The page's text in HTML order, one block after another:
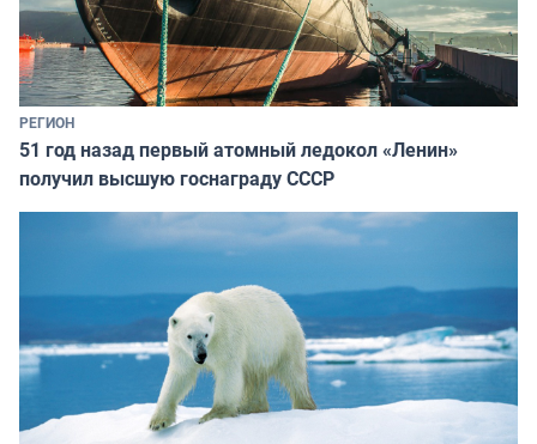
РЕГИОН
51 год назад первый атомный ледокол «Ленин»
получил высшую госнаграду СССР